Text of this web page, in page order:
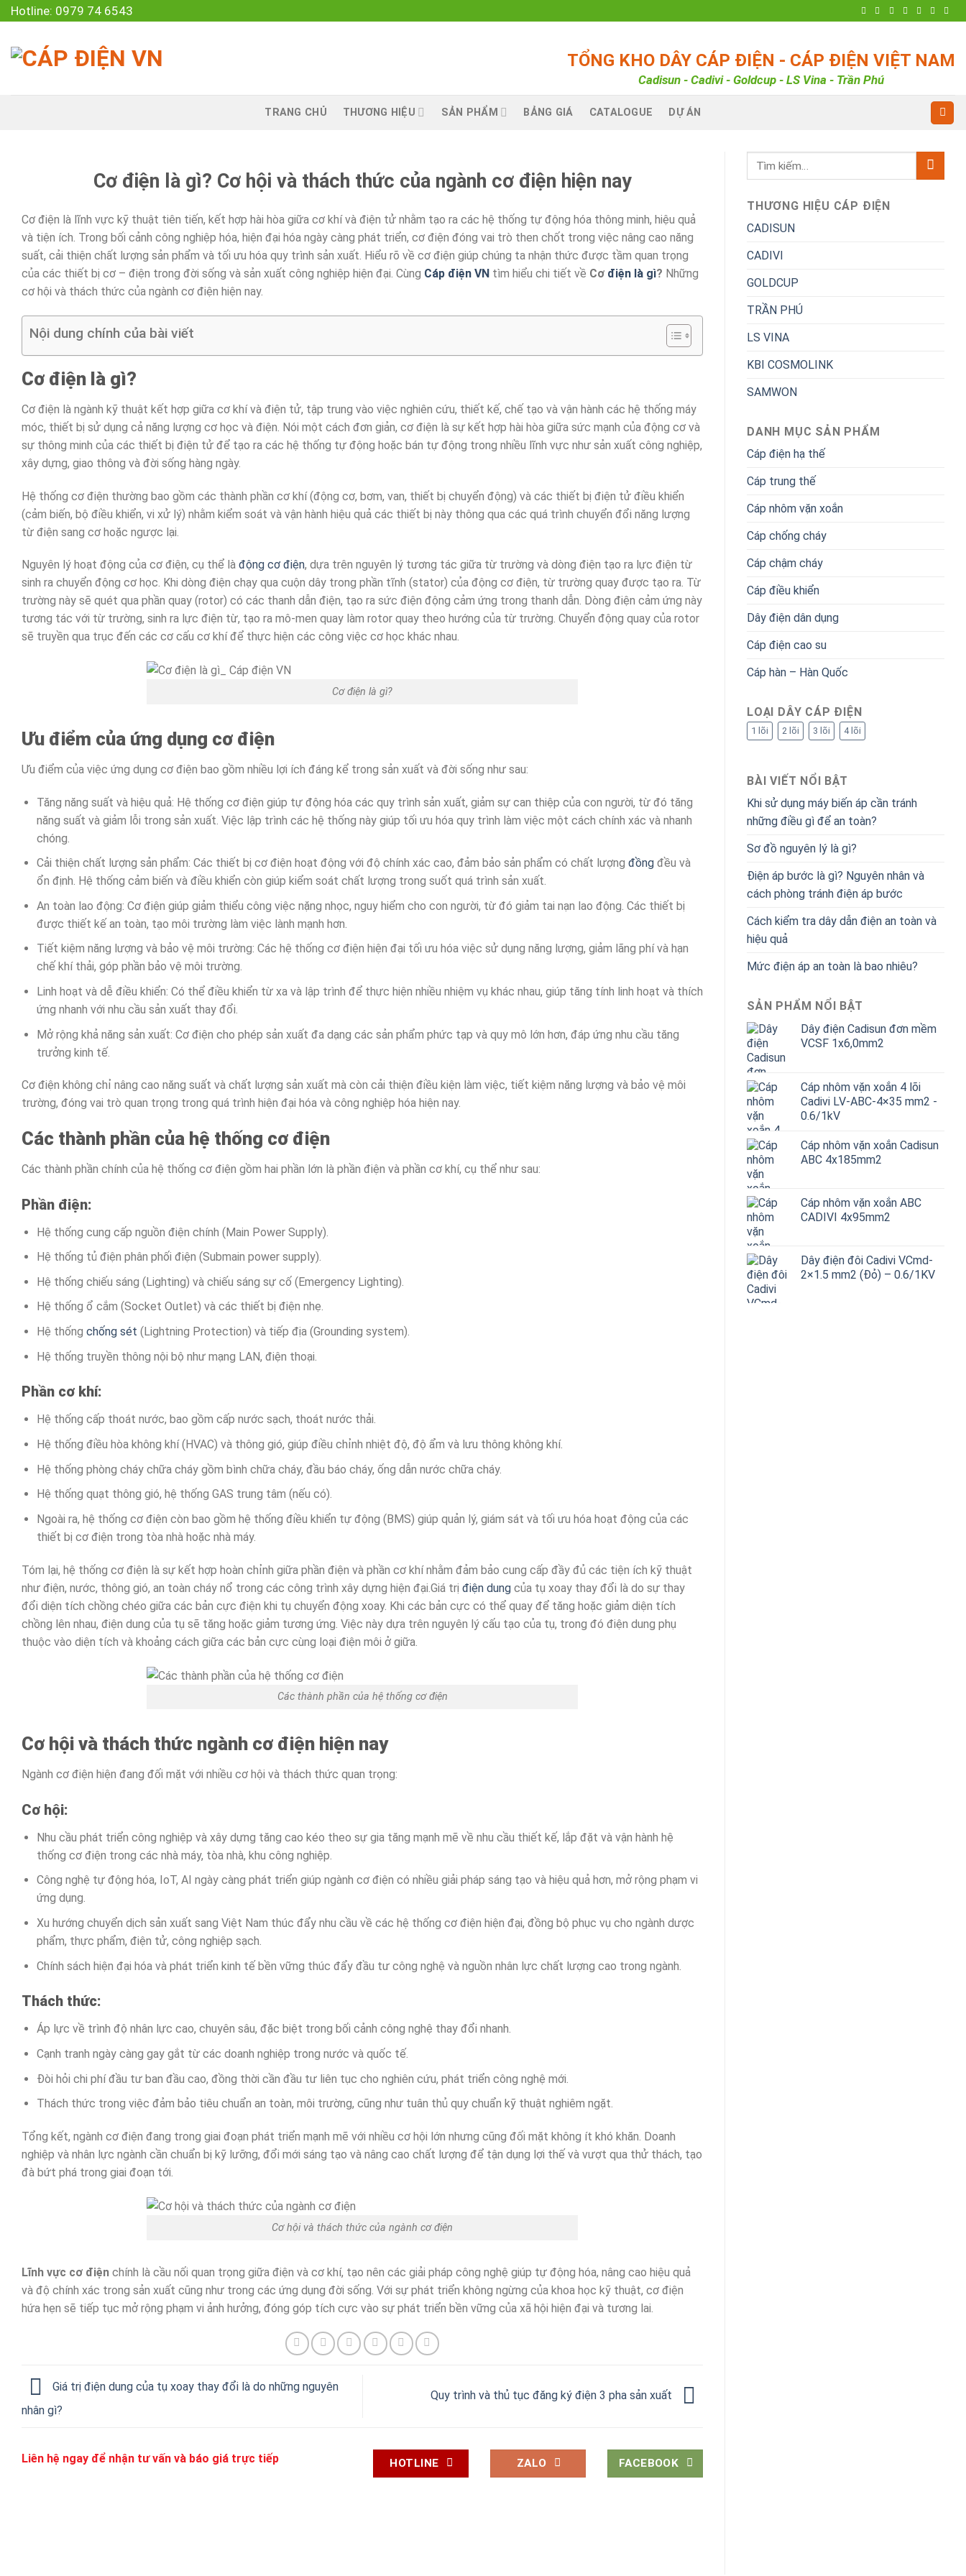
Skip
to
content
Hotline: 0979 74 6543
TỔNG KHO DÂY CÁP ĐIỆN - CÁP ĐIỆN VIỆT NAM
Cadisun - Cadivi - Goldcup - LS Vina - Trần Phú
TRANG CHỦ THƯƠNG HIỆU SẢN PHẨM BẢNG GIÁ CATALOGUE DỰ ÁN
Cơ điện là gì? Cơ hội và thách thức của ngành cơ điện hiện nay
Cơ điện là lĩnh vực kỹ thuật tiên tiến, kết hợp hài hòa giữa cơ khí và điện tử nhằm tạo ra các hệ thống tự động hóa thông minh, hiệu quả
và tiện ích. Trong bối cảnh công nghiệp hóa, hiện đại hóa ngày càng phát triển, cơ điện đóng vai trò then chốt trong việc nâng cao năng
suất, cải thiện chất lượng sản phẩm và tối ưu hóa quy trình sản xuất. Hiểu rõ về cơ điện giúp chúng ta nhận thức được tầm quan trọng
của các thiết bị cơ – điện trong đời sống và sản xuất công nghiệp hiện đại. Cùng Cáp điện VN tìm hiểu chi tiết về Cơ điện là gì? Những
cơ hội và thách thức của ngành cơ điện hiện nay.
Nội dung chính của bài viết
Cơ điện là gì?
Cơ điện là ngành kỹ thuật kết hợp giữa cơ khí và điện tử, tập trung vào việc nghiên cứu, thiết kế, chế tạo và vận hành các hệ thống máy
móc, thiết bị sử dụng cả năng lượng cơ học và điện. Nói một cách đơn giản, cơ điện là sự kết hợp hài hòa giữa sức mạnh của động cơ và
sự thông minh của các thiết bị điện tử để tạo ra các hệ thống tự động hoặc bán tự động trong nhiều lĩnh vực như sản xuất công nghiệp,
xây dựng, giao thông và đời sống hàng ngày.
Hệ thống cơ điện thường bao gồm các thành phần cơ khí (động cơ, bơm, van, thiết bị chuyển động) và các thiết bị điện tử điều khiển
(cảm biến, bộ điều khiển, vi xử lý) nhằm kiểm soát và vận hành hiệu quả các thiết bị này thông qua các quá trình chuyển đổi năng lượng
từ điện sang cơ hoặc ngược lại.
Nguyên lý hoạt động của cơ điện, cụ thể là động cơ điện, dựa trên nguyên lý tương tác giữa từ trường và dòng điện tạo ra lực điện từ
sinh ra chuyển động cơ học. Khi dòng điện chạy qua cuộn dây trong phần tĩnh (stator) của động cơ điện, từ trường quay được tạo ra. Từ
trường này sẽ quét qua phần quay (rotor) có các thanh dẫn điện, tạo ra sức điện động cảm ứng trong thanh dẫn. Dòng điện cảm ứng này
tương tác với từ trường, sinh ra lực điện từ, tạo ra mô-men quay làm rotor quay theo hướng của từ trường. Chuyển động quay của rotor
sẽ truyền qua trục đến các cơ cấu cơ khí để thực hiện các công việc cơ học khác nhau.
Cơ điện là gì?
Ưu điểm của ứng dụng cơ điện
Ưu điểm của việc ứng dụng cơ điện bao gồm nhiều lợi ích đáng kể trong sản xuất và đời sống như sau:
Tăng năng suất và hiệu quả: Hệ thống cơ điện giúp tự động hóa các quy trình sản xuất, giảm sự can thiệp của con người, từ đó tăng
năng suất và giảm lỗi trong sản xuất. Việc lập trình các hệ thống này giúp tối ưu hóa quy trình làm việc một cách chính xác và nhanh
chóng.
Cải thiện chất lượng sản phẩm: Các thiết bị cơ điện hoạt động với độ chính xác cao, đảm bảo sản phẩm có chất lượng đồngđều và
ổn định. Hệ thống cảm biến và điều khiển còn giúp kiểm soát chất lượng trong suốt quá trình sản xuất.
An toàn lao động: Cơ điện giúp giảm thiểu công việc nặng nhọc, nguy hiểm cho con người, từ đó giảm tai nạn lao động. Các thiết bị
được thiết kế an toàn, tạo môi trường làm việc lành mạnh hơn.
Tiết kiệm năng lượng và bảo vệ môi trường: Các hệ thống cơ điện hiện đại tối ưu hóa việc sử dụng năng lượng, giảm lãng phí và hạn
chế khí thải, góp phần bảo vệ môi trường.
Linh hoạt và dễ điều khiển: Có thể điều khiển từ xa và lập trình để thực hiện nhiều nhiệm vụ khác nhau, giúp tăng tính linh hoạt và thích
ứng nhanh với nhu cầu sản xuất thay đổi.
Mở rộng khả năng sản xuất: Cơ điện cho phép sản xuất đa dạng các sản phẩm phức tạp và quy mô lớn hơn, đáp ứng nhu cầu tăng
trưởng kinh tế.
Cơ điện không chỉ nâng cao năng suất và chất lượng sản xuất mà còn cải thiện điều kiện làm việc, tiết kiệm năng lượng và bảo vệ môi
trường, đóng vai trò quan trọng trong quá trình hiện đại hóa và công nghiệp hóa hiện nay.
Các thành phần của hệ thống cơ điện
Các thành phần chính của hệ thống cơ điện gồm hai phần lớn là phần điện và phần cơ khí, cụ thể như sau:
Phần điện:
Hệ thống cung cấp nguồn điện chính (Main Power Supply).
Hệ thống tủ điện phân phối điện (Submain power supply).
Hệ thống chiếu sáng (Lighting) và chiếu sáng sự cố (Emergency Lighting).
Hệ thống ổ cắm (Socket Outlet) và các thiết bị điện nhẹ.
Hệ thống chống sét (Lightning Protection) và tiếp địa (Grounding system).
Hệ thống truyền thông nội bộ như mạng LAN, điện thoại.
Phần cơ khí:
Hệ thống cấp thoát nước, bao gồm cấp nước sạch, thoát nước thải.
Hệ thống điều hòa không khí (HVAC) và thông gió, giúp điều chỉnh nhiệt độ, độ ẩm và lưu thông không khí.
Hệ thống phòng cháy chữa cháy gồm bình chữa cháy, đầu báo cháy, ống dẫn nước chữa cháy.
Hệ thống quạt thông gió, hệ thống GAS trung tâm (nếu có).
Ngoài ra, hệ thống cơ điện còn bao gồm hệ thống điều khiển tự động (BMS) giúp quản lý, giám sát và tối ưu hóa hoạt động của các
thiết bị cơ điện trong tòa nhà hoặc nhà máy.
Tóm lại, hệ thống cơ điện là sự kết hợp hoàn chỉnh giữa phần điện và phần cơ khí nhằm đảm bảo cung cấp đầy đủ các tiện ích kỹ thuật
như điện, nước, thông gió, an toàn cháy nổ trong các công trình xây dựng hiện đại.Giá trị điện dung của tụ xoay thay đổi là do sự thay
đổi diện tích chồng chéo giữa các bản cực điện khi tụ chuyển động xoay. Khi các bản cực có thể quay để tăng hoặc giảm diện tích
chồng lên nhau, điện dung của tụ sẽ tăng hoặc giảm tương ứng. Việc này dựa trên nguyên lý cấu tạo của tụ, trong đó điện dung phụ
thuộc vào diện tích và khoảng cách giữa các bản cực cùng loại điện môi ở giữa.
Các thành phần của hệ thống cơ điện
Cơ hội và thách thức ngành cơ điện hiện nay
Ngành cơ điện hiện đang đối mặt với nhiều cơ hội và thách thức quan trọng:
Cơ hội:
Nhu cầu phát triển công nghiệp và xây dựng tăng cao kéo theo sự gia tăng mạnh mẽ về nhu cầu thiết kế, lắp đặt và vận hành hệ
thống cơ điện trong các nhà máy, tòa nhà, khu công nghiệp.
Công nghệ tự động hóa, IoT, AI ngày càng phát triển giúp ngành cơ điện có nhiều giải pháp sáng tạo và hiệu quả hơn, mở rộng phạm vi
ứng dụng.
Xu hướng chuyển dịch sản xuất sang Việt Nam thúc đẩy nhu cầu về các hệ thống cơ điện hiện đại, đồng bộ phục vụ cho ngành dược
phẩm, thực phẩm, điện tử, công nghiệp sạch.
Chính sách hiện đại hóa và phát triển kinh tế bền vững thúc đẩy đầu tư công nghệ và nguồn nhân lực chất lượng cao trong ngành.
Thách thức:
Áp lực về trình độ nhân lực cao, chuyên sâu, đặc biệt trong bối cảnh công nghệ thay đổi nhanh.
Cạnh tranh ngày càng gay gắt từ các doanh nghiệp trong nước và quốc tế.
Đòi hỏi chi phí đầu tư ban đầu cao, đồng thời cần đầu tư liên tục cho nghiên cứu, phát triển công nghệ mới.
Thách thức trong việc đảm bảo tiêu chuẩn an toàn, môi trường, cũng như tuân thủ quy chuẩn kỹ thuật nghiêm ngặt.
Tổng kết, ngành cơ điện đang trong giai đoạn phát triển mạnh mẽ với nhiều cơ hội lớn nhưng cũng đối mặt không ít khó khăn. Doanh
nghiệp và nhân lực ngành cần chuẩn bị kỹ lưỡng, đổi mới sáng tạo và nâng cao chất lượng để tận dụng lợi thế và vượt qua thử thách, tạo
đà bứt phá trong giai đoạn tới.
Cơ hội và thách thức của ngành cơ điện
Lĩnh vực cơ điện chính là cầu nối quan trọng giữa điện và cơ khí, tạo nên các giải pháp công nghệ giúp tự động hóa, nâng cao hiệu quả
và độ chính xác trong sản xuất cũng như trong các ứng dụng đời sống. Với sự phát triển không ngừng của khoa học kỹ thuật, cơ điện
hứa hẹn sẽ tiếp tục mở rộng phạm vi ảnh hưởng, đóng góp tích cực vào sự phát triển bền vững của xã hội hiện đại và tương lai.
Giá trị điện dung của tụ xoay thay đổi là do những nguyên
nhân gì?
Quy trình và thủ tục đăng ký điện 3 pha sản xuất
Liên hệ ngay để nhận tư vấn và báo giá trực tiếp HOTLINE ZALO FACEBOOK
THƯƠNG HIỆU CÁP ĐIỆN
CADISUN
CADIVI
GOLDCUP
TRẦN PHÚ
LS VINA
KBI COSMOLINK
SAMWON
DANH MỤC SẢN PHẨM
Cáp điện hạ thế
Cáp trung thế
Cáp nhôm vặn xoắn
Cáp chống cháy
Cáp chậm cháy
Cáp điều khiển
Dây điện dân dụng
Cáp điện cao su
Cáp hàn – Hàn Quốc
LOẠI DÂY CÁP ĐIỆN
1 lõi 2 lõi 3 lõi 4 lõi
BÀI VIẾT NỔI BẬT
Khi sử dụng máy biến áp cần tránh
những điều gì để an toàn?
Sơ đồ nguyên lý là gì?
Điện áp bước là gì? Nguyên nhân và
cách phòng tránh điện áp bước
Cách kiểm tra dây dẫn điện an toàn và
hiệu quả
Mức điện áp an toàn là bao nhiêu?
SẢN PHẨM NỔI BẬT
Dây điện Cadisun đơn mềm
VCSF 1x6,0mm2
Cáp nhôm vặn xoắn 4 lõi
Cadivi LV-ABC-4×35 mm2 -
0.6/1kV
Cáp nhôm vặn xoắn Cadisun
ABC 4x185mm2
Cáp nhôm vặn xoắn ABC
CADIVI 4x95mm2
Dây điện đôi Cadivi VCmd-
2×1.5 mm2 (Đỏ) – 0.6/1KV